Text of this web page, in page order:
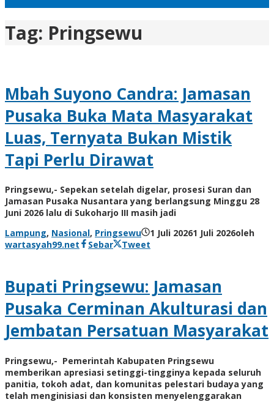
Tag: Pringsewu
Mbah Suyono Candra: Jamasan
Pusaka Buka Mata Masyarakat
Luas, Ternyata Bukan Mistik
Tapi Perlu Dirawat
Pringsewu,- Sepekan setelah digelar, prosesi Suran dan
Jamasan Pusaka Nusantara yang berlangsung Minggu 28
Juni 2026 lalu di Sukoharjo III masih jadi
Lampung, Nasional, Pringsewu 1 Juli 20261 Juli 2026oleh
wartasyah99.net
Sebar Tweet
Bupati Pringsewu: Jamasan
Pusaka Cerminan Akulturasi dan
Jembatan Persatuan Masyarakat
Pringsewu,- Pemerintah Kabupaten Pringsewu
memberikan apresiasi setinggi-tingginya kepada seluruh
panitia, tokoh adat, dan komunitas pelestari budaya yang
telah menginisiasi dan konsisten menyelenggarakan